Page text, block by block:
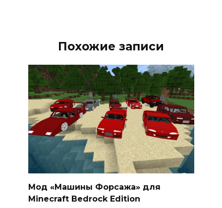
Похожие записи
Мод «Машины Форсажа» для
Minecraft Bedrock Edition